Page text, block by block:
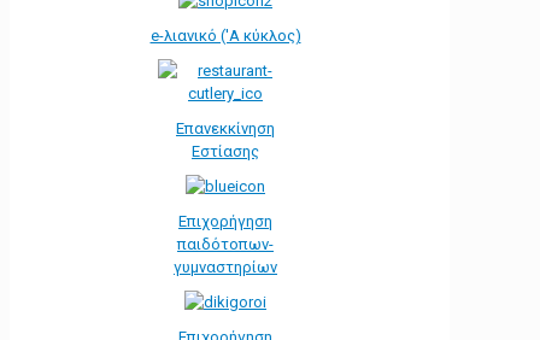
e-λιανικό ('Α κύκλος)
Επανεκκίνηση
Εστίασης
Επιχορήγηση
παιδότοπων-
γυμναστηρίων